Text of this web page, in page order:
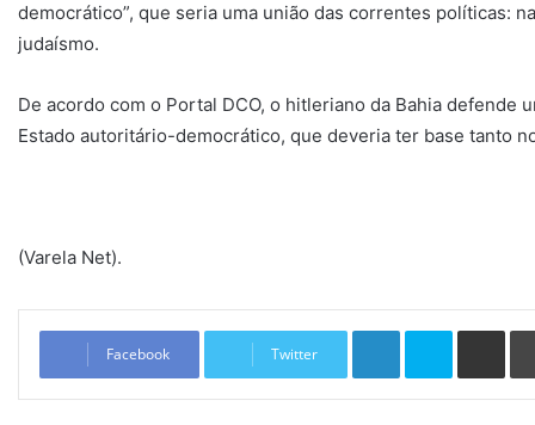
democrático”, que seria uma união das correntes políticas:
judaísmo.
De acordo com o Portal DCO, o hitleriano da Bahia defende
Estado autoritário-democrático, que deveria ter base tanto
(Varela Net).
Facebook Twitter
Linkedin Skype